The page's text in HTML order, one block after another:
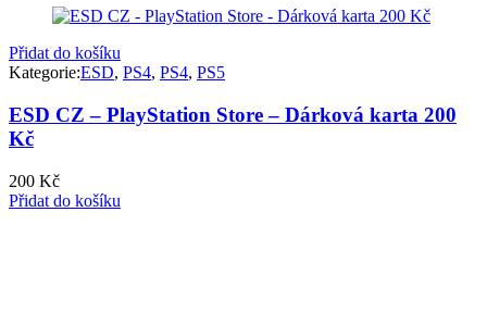
Přidat do košíku
Kategorie:ESD, PS4, PS4, PS5
ESD CZ – PlayStation Store – Dárková karta 200
Kč
200 Kč
Přidat do košíku